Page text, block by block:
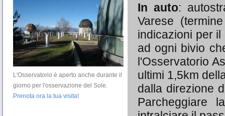
L'Osservatorio è aperto anche durante il
giorno per l'osservazione del Sole.
Prenota ora la tua visita!
In auto:
Varese
indicazioni per
ad ogni bivio
l'Osservatorio
ultimi 1,5km
dalla direzione
Parcheggiare